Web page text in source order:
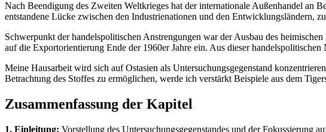
Nach Beendigung des Zweiten Weltkrieges hat der internationale Außenhandel an
entstandene Lücke zwischen den Industrienationen und den Entwicklungsländern,
Schwerpunkt der handelspolitischen Anstrengungen war der Ausbau des
auf die Exportorientierung Ende der 1960er Jahre ein. Aus dieser
Meine Hausarbeit wird sich auf Ostasien als Untersuchungsgegenstand
Betrachtung des Stoffes zu ermöglichen, werde ich verstärkt Beispiele aus dem
Zusammenfassung der Kapitel
1. Einleitung: Vorstellung des Untersuchungsgegenstandes und der Fokussierung